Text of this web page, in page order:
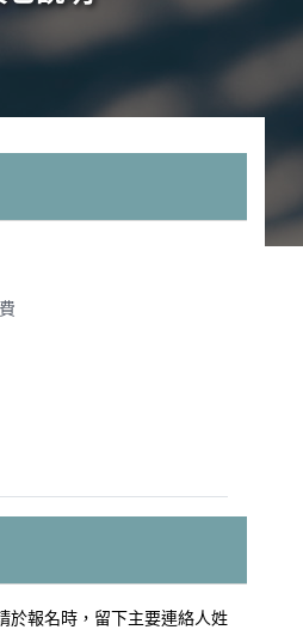
於報名時，留下主要連絡人姓